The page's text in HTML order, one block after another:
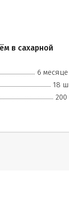
в сахарной
6
18
200